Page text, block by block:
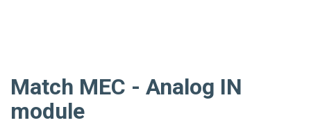
Match MEC - Analog IN
module